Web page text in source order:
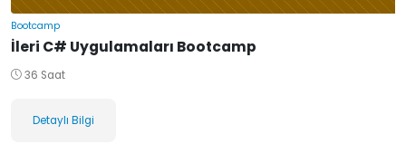
Bootcamp
İleri C# Uygulamaları Bootcamp
36 Saat
Detaylı Bilgi